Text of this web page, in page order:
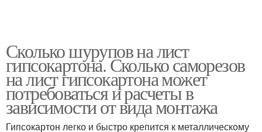
Сколько шурупов на лист
гипсокартона. Сколько саморезов
на лист гипсокартона может
потребоваться и расчеты в
зависимости от вида монтажа
Гипсокартон легко и быстро крепится к металлическому